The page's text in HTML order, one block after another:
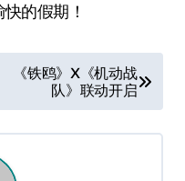
的假期！
《铁鸥》X《机动战
队》联动开启